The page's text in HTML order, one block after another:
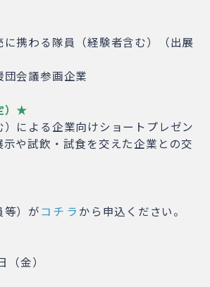
携わる隊員（経験者含む）（出展
会議参画企業
）★
による企業向けショートプレゼン
や試飲・試食を交えた企業との交
等）がコチラ から申込ください。
金）